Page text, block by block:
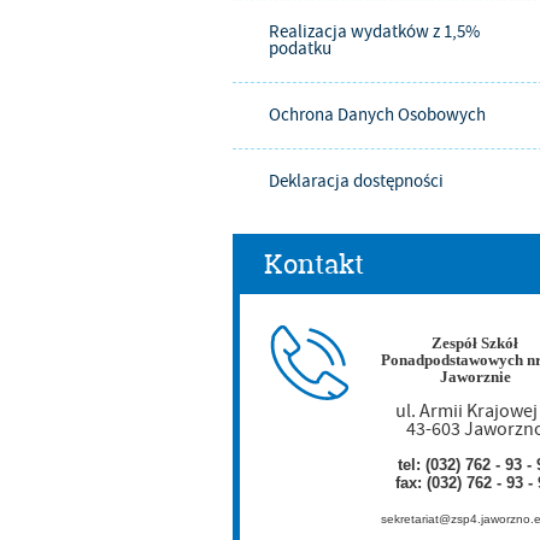
Realizacja wydatków z 1,5%
podatku
Ochrona Danych Osobowych
Deklaracja dostępności
Kontakt
Zespół Szkół
Ponadpodstawowych
Jaworznie
ul. Armii Krajowej
43-603
tel: (032) 762 - 93 -
fax: (032) 762 - 93 -